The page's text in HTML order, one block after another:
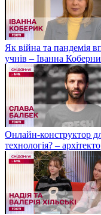
Як війна та пандемія
учнів – Іванна
Онлайн-конструктор
технологія? –